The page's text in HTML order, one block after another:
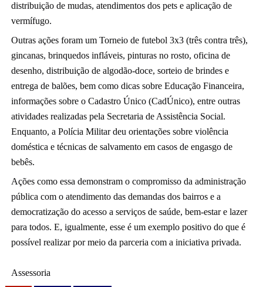
distribuição de mudas, atendimentos dos pets e aplicação de
vermífugo.
Outras ações foram um Torneio de futebol 3x3 (três contra três),
gincanas, brinquedos infláveis, pinturas no rosto, oficina de
desenho, distribuição de algodão-doce, sorteio de brindes e
entrega de balões, bem como dicas sobre Educação Financeira,
informações sobre o Cadastro Único (CadÚnico), entre outras
atividades realizadas pela Secretaria de Assistência Social.
Enquanto, a Polícia Militar deu orientações sobre violência
doméstica e técnicas de salvamento em casos de engasgo de
bebês.
Ações como essa demonstram o compromisso da administração
pública com o atendimento das demandas dos bairros e a
democratização do acesso a serviços de saúde, bem-estar e lazer
para todos. E, igualmente, esse é um exemplo positivo do que é
possível realizar por meio da parceria com a iniciativa privada.
Assessoria